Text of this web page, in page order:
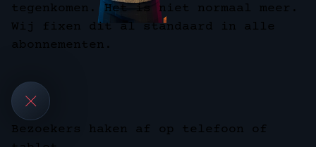
tegenkomen. Het is niet normaal meer.
Wij fixen dit al standaard in alle
abonnementen.
Bezoekers haken af op telefoon of